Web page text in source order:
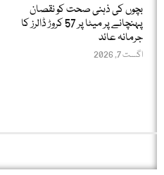
بچوں کی ذہنی صحت کو نقصان
پہنچانے پر میٹا پر 57 کروڑ ڈالرز کا
جرمانہ عائد
اگست 7, 2026